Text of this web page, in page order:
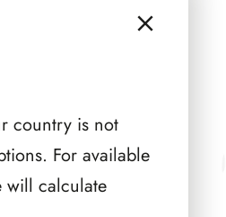
country is not
For available
will calculate